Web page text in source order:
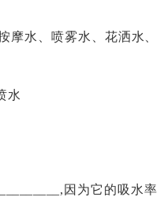
摩水、喷雾水、花洒水、
水
因为它的吸水率